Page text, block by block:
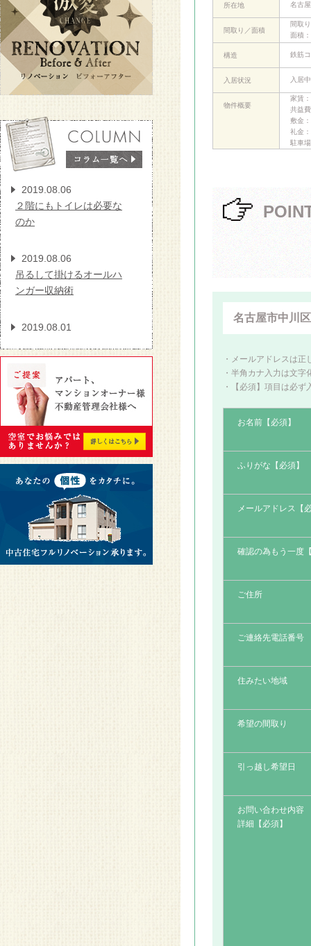
2019.08.06
２階にもトイレは必要な
のか
2019.08.06
吊るして掛けるオールハ
ンガー収納術
2019.08.01
に変えるだけでお部屋の
印象が変わる！
2019.08.01
壁一面のみをお好きなカ
ラーで自分らしくオシャ
レに
2019.08.01
洗面所の物を増やさない
4つの方法
2018.01.26
所在地 名古
間取り／面積
間取
面積
構造 鉄筋
入居状況 入居中
物件概要
家賃
共益
敷金
礼金
駐車
名古屋市中川
・メールアドレスは
・半角カナ入力は文
・【必須】項目は必ず
お名前【必須】
ふりがな【必須】
メールアドレス【
確認の為もう一度
ご住所
ご連絡先電話番号
住みたい地域
希望の間取り
引っ越し希望日
お問い合わせ内容
詳細【必須】